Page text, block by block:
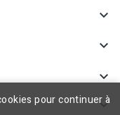




pour continuer à